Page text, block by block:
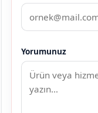
Yorumunuz